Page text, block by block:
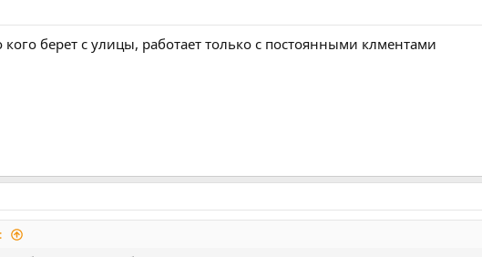
берет с улицы, работает только с постоянными клментами